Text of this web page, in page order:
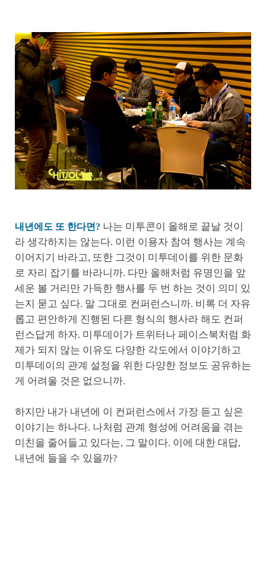
내년에도 또 한다면? 나는 미투콘이 올해로 끝날 것이
라 생각하지는 않는다. 이런 이용자 참여 행사는 계속
이어지기 바라고, 또한 그것이 미투데이를 위한 문화
로 자리 잡기를 바라니까. 다만 올해처럼 유명인을 앞
세운 볼 거리만 가득한 행사를 두 번 하는 것이 의미 있
는지 묻고 싶다. 말 그대로 컨퍼런스니까. 비록 더 자유
롭고 편안하게 진행된 다른 형식의 행사라 해도 컨퍼
런스답게 하자. 미투데이가 트위터나 페이스북처럼 화
제가 되지 않는 이유도 다양한 각도에서 이야기하고
미투데이의 관계 설정을 위한 다양한 정보도 공유하는
게 어려울 것은 없으니까.
하지만 내가 내년에 이 컨퍼런스에서 가장 듣고 싶은
이야기는 하나다. 나처럼 관계 형성에 어려움을 겪는
미친을 줄어들고 있다는, 그 말이다. 이에 대한 대답,
내년에 들을 수 있을까?